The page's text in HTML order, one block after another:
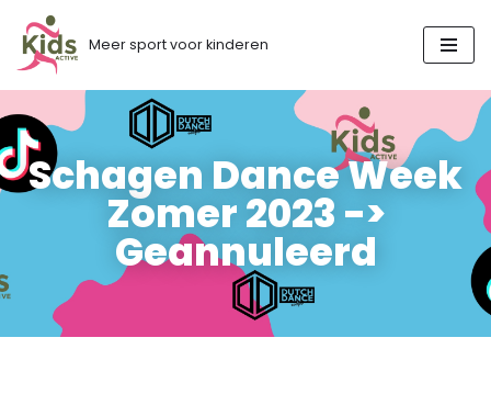
Ga
naar
de
inhoud
Meer sport voor kinderen
Schagen Dance Week
Zomer 2023 ->
Geannuleerd